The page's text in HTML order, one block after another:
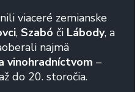
viaceré zemianske
, Szabó či Lábody, a
najmä
vinohradníctvom –
do 20. storočia.